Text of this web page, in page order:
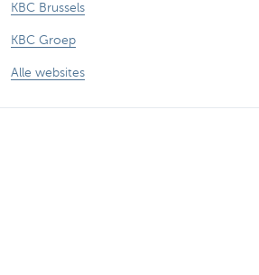
KBC Brussels
KBC Groep
Alle websites